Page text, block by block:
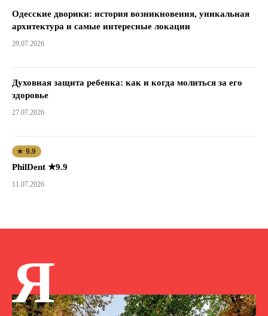
Одесские дворики: история возникновения, уникальная
архитектура и самые интересные локации
29.07.2026
Духовная защита ребенка: как и когда молиться за его
здоровье
27.07.2026
★ 9.9
PhilDent ★9.9
11.07.2026
Я